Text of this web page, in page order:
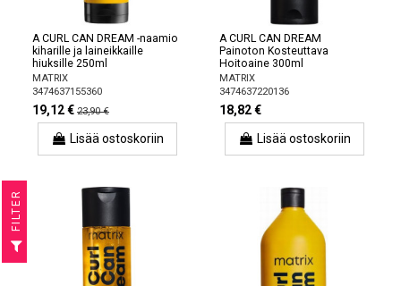
A CURL CAN DREAM -naamio
kiharille ja laineikkaille
hiuksille 250ml
MATRIX
3474637155360
19,12 € 23,90 €
Lisää ostoskoriin
A CURL CAN DREAM
Painoton Kosteuttava
Hoitoaine 300ml
MATRIX
3474637220136
18,82 €
Lisää ostoskoriin
R